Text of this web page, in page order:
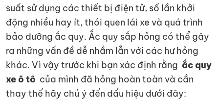
suất sử dụng các thiết bị điện tử, số lần khởi
động nhiều hay ít, thói quen lái xe và quá trình
bảo dưỡng ắc quy. Ắc quy sắp hỏng có thể gây
ra những vấn đề dễ nhầm lẫn với các hư hỏng
khác. Vì vậy trước khi bạn xác định rằng ắc quy
xe ô tô của mình đã hỏng hoàn toàn và cần
thay thế hãy chú ý đến dấu hiệu dưới đây: